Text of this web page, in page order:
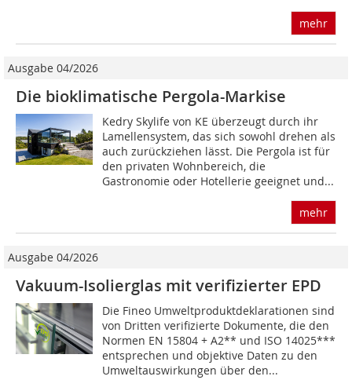
mehr
Ausgabe 04/2026
Die bioklimatische Pergola-Markise
Kedry Skylife von KE überzeugt durch ihr
Lamellensystem, das sich sowohl drehen als
auch zurückziehen lässt. Die Pergola ist für
den privaten Wohnbereich, die
Gastronomie oder Hotellerie geeignet und...
mehr
Ausgabe 04/2026
Vakuum-Isolierglas mit verifizierter EPD
Die Fineo Umweltproduktdeklarationen sind
von Dritten verifizierte Dokumente, die den
Normen EN 15804 + A2** und ISO 14025***
entsprechen und objektive Daten zu den
Umweltauswirkungen über den...